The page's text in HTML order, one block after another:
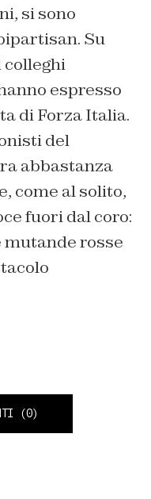
si sono
Su
colleghi
espresso
di Forza Italia.
del
abbastanza
come al solito,
fuori dal coro:
rosse
(0)